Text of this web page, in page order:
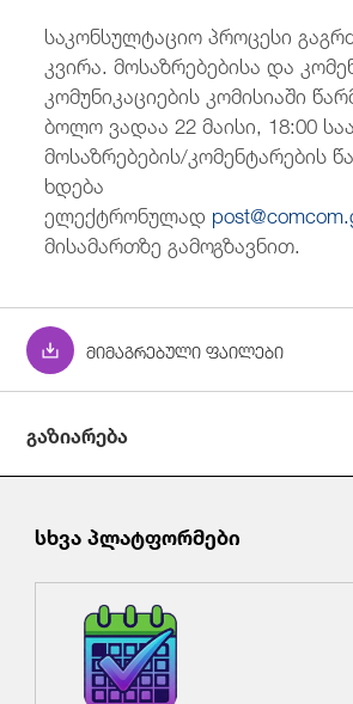
საკონსულტაციო პროცესი
კვირა. მოსაზრებებისა და
კომუნიკაციების კომისიაში
ბოლო ვადაა 22 მაისი, 18:00
მოსაზრებების/კომენტარების
ხდება
ელექტრონულად
მისამართზე გამოგზავნით.
გაზიარება
მიმაგრებული ფაილები
ელექტრონული კომუნიკაციების
მომხმარებელთა უფლებების
სხვა პლატფორმები